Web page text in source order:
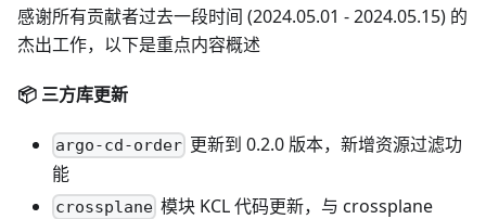
感谢所有贡献者过去一段时间 (2024.05.01 - 2024.05.15) 的
杰出工作，以下是重点内容概述
📦️ 三方库更新
argo-cd-order 更新到 0.2.0 版本，新增资源过滤功
能
crossplane 模块 KCL 代码更新，与 crossplane